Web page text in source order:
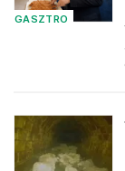
GASZTRO